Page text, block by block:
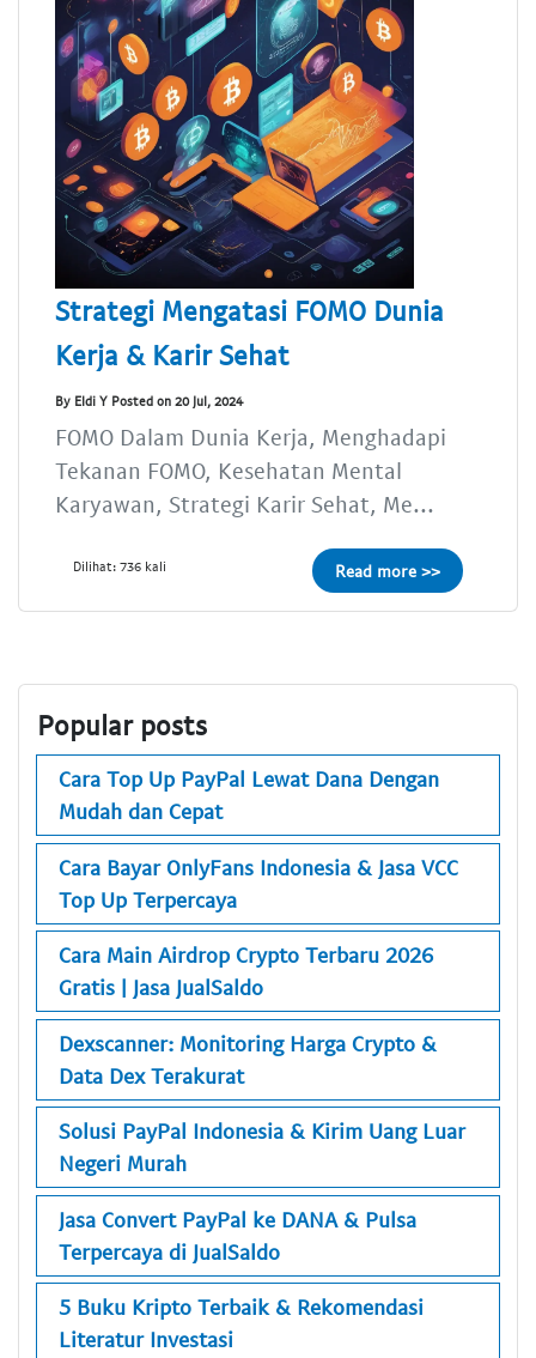
Strategi Mengatasi FOMO Dunia
Kerja & Karir Sehat
By Eldi Y Posted on 20 Jul, 2024
FOMO Dalam Dunia Kerja, Menghadapi
Tekanan FOMO, Kesehatan Mental
Karyawan, Strategi Karir Sehat, Me...
Dilihat: 736 kali Read more >>
Popular posts
Cara Top Up PayPal Lewat Dana Dengan
Mudah dan Cepat
Cara Bayar OnlyFans Indonesia & Jasa VCC
Top Up Terpercaya
Cara Main Airdrop Crypto Terbaru 2026
Gratis | Jasa JualSaldo
Dexscanner: Monitoring Harga Crypto &
Data Dex Terakurat
Solusi PayPal Indonesia & Kirim Uang Luar
Negeri Murah
Jasa Convert PayPal ke DANA & Pulsa
Terpercaya di JualSaldo
5 Buku Kripto Terbaik & Rekomendasi
Literatur Investasi